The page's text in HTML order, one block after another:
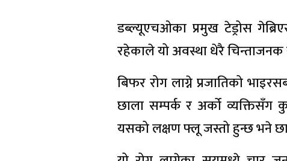
डब्ल्यूएचओका प्रमुख टेड्रोस
रहेकाले यो अवस्था धेरै चिन्ताजनक
बिफर रोग लाग्ने प्रजातिको
छाला सम्पर्क र अर्को व्यक्तिसँग
यसको लक्षण फ्लू जस्तो हुन्छ भने